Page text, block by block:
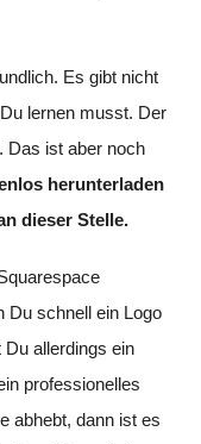
Es gibt nicht
lernen musst. Der
Das ist aber noch
herunterladen
dieser Stelle.
Du schnell ein Logo
allerdings ein
professionelles
abhebt, dann ist es